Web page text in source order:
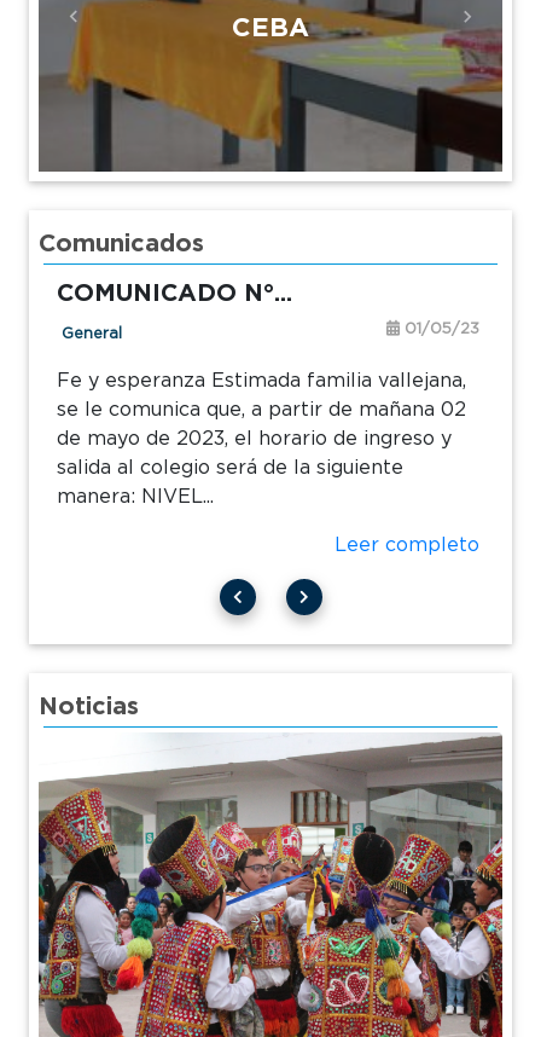
CEBA
Previous Next
Comunicados
COMUNICADO N°...
General 01/05/23
Fe y esperanza Estimada familia vallejana,
se le comunica que, a partir de mañana 02
de mayo de 2023, el horario de ingreso y
salida al colegio será de la siguiente
manera: NIVEL...
Leer completo
Noticias